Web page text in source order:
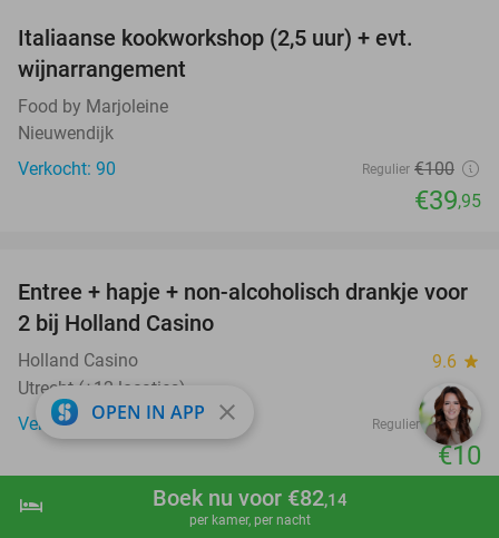
shopping_cart Boek nu
hotel Boek nu voor €82,14
per kamer, per nacht
Italiaanse kookworkshop (2,5 uur) + evt.
wijnarrangement
Food by Marjoleine
Nieuwendijk
Verkocht: 90
Regulier €100
€39,95
52%
Entree + hapje + non-alcoholisch drankje voor
2 bij Holland Casino
Holland Casino 9.6 star
Utrecht (+12 locaties)
Verkocht: 11.067
Regulier €21
€10
OPEN IN APP close